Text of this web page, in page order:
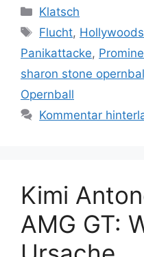
Kategorien
Klatsch
Schlagwörter
Flucht,
Panikattacke,
sharon stone
Opernball
Kommentar
Kimi
AMG GT: